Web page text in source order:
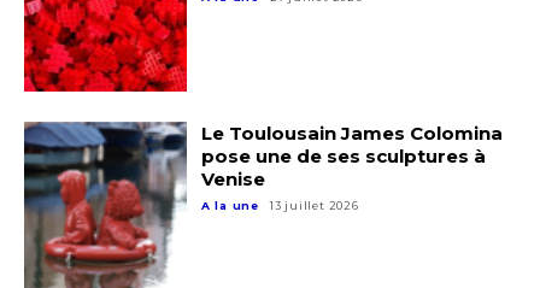
Prénom
Statut / Organisation
J'accepte lestermes et conditions
* Champ obligatoire
Adresse email*
Nom
Prénom
Statut / Organisation
Le Toulousain James Colomina
pose une de ses sculptures à
Venise
A la une 13 juillet 2026